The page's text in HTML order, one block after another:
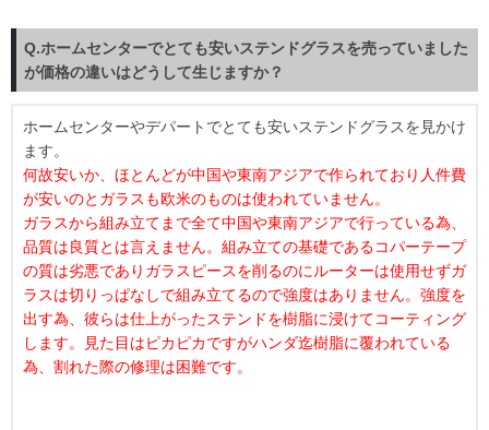
Q.ホームセンターでとても安いステンドグラスを売っていました
が価格の違いはどうして生じますか？
ホームセンターやデパートでとても安いステンドグラスを見かけ
ます。
何故安いか、ほとんどが中国や東南アジアで作られており人件費
が安いのとガラスも欧米のものは使われていません。
ガラスから組み立てまで全て中国や東南アジアで行っている為、
品質は良質とは言えません。組み立ての基礎であるコパーテープ
の質は劣悪でありガラスピースを削るのにルーターは使用せずガ
ラスは切りっぱなしで組み立てるので強度はありません。強度を
出す為、彼らは仕上がったステンドを樹脂に浸けてコーティング
します。見た目はピカピカですがハンダ迄樹脂に覆われている
為、割れた際の修理は困難です。